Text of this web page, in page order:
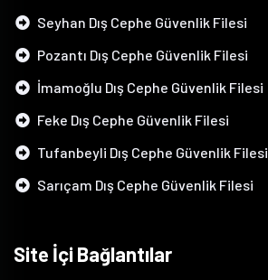
Seyhan Dış Cephe Güvenlik Filesi
Pozantı Dış Cephe Güvenlik Filesi
İmamoğlu Dış Cephe Güvenlik Filesi
Feke Dış Cephe Güvenlik Filesi
Tufanbeyli Dış Cephe Güvenlik Filesi
Sarıçam Dış Cephe Güvenlik Filesi
Site İçi Bağlantılar